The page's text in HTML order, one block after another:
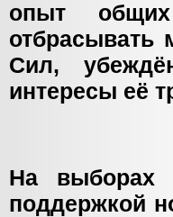
опыт
отбрасывать
Сил,
интересы её
На выборах
поддержкой